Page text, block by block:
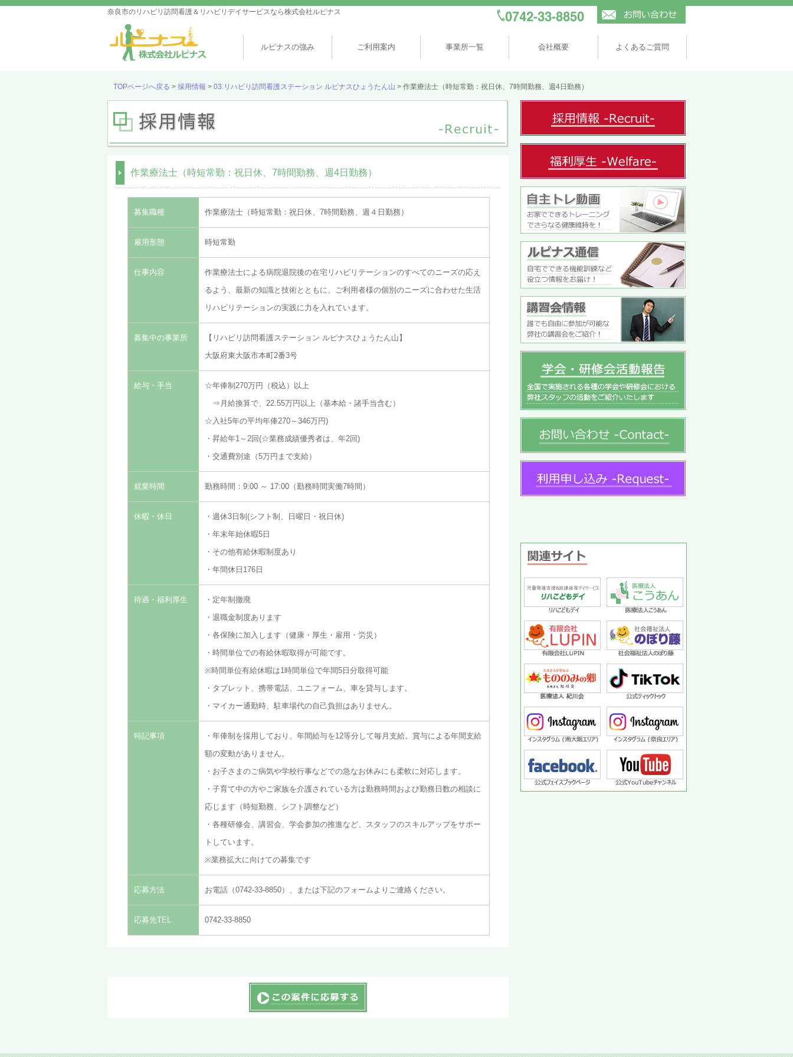
奈良市のリハビリ訪問看護＆リハビリデイサービスなら株式会社ルピナス
ルピナスの強み ご利用案内 事業所一覧 会社概要 よくあるご質問
TOPページへ戻る > 採用情報 > 03.リハビリ訪問看護ステーション ルピナスひょうたん山 > 作業療法士（時短常勤：祝日休、7時間勤務、週4日勤務）
作業療法士（時短常勤：祝日休、7時間勤務、週4日勤務）
募集職種 作業療法士（時短常勤：祝日休、7時間勤務、週４日勤務）
雇用形態 時短常勤
仕事内容
作業療法士による病院退院後の在宅リハビリテーションのすべてのニーズの応え
るよう、最新の知識と技術とともに、ご利用者様の個別のニーズに合わせた生活
リハビリテーションの実践に力を入れています。
募集中の事業所
【リハビリ訪問看護ステーション ルピナスひょうたん山】
大阪府東大阪市本町2番3号
給与・手当
☆年俸制270万円（税込）以上
⇒月給換算で、22.55万円以上（基本給・諸手当含む）
☆入社5年の平均年俸270～346万円)
・昇給年1～2回(☆業務成績優秀者は、年2回)
・交通費別途（5万円まで支給）
就業時間 勤務時間：9:00 ～ 17:00（勤務時間実働7時間）
休暇・休日
・週休3日制(シフト制、日曜日・祝日休)
・年末年始休暇5日
・その他有給休暇制度あり
・年間休日176日
待遇・福利厚生
・定年制撤廃
・退職金制度あります
・各保険に加入します（健康・厚生・雇用・労災）
・時間単位での有給休暇取得が可能です。
※時間単位有給休暇は1時間単位で年間5日分取得可能
・タブレット、携帯電話、ユニフォーム、車を貸与します。
・マイカー通勤時、駐車場代の自己負担はありません。
特記事項
・年俸制を採用しており、年間給与を12等分して毎月支給。賞与による年間支給
額の変動がありません。
・お子さまのご病気や学校行事などでの急なお休みにも柔軟に対応します。
・子育て中の方やご家族を介護されている方は勤務時間および勤務日数の相談に
応じます（時短勤務、シフト調整など）
・各種研修会、講習会、学会参加の推進など、スタッフのスキルアップをサポー
トしています。
※業務拡大に向けての募集です
応募方法 お電話（0742-33-8850）、または下記のフォームよりご連絡ください。
応募先TEL 0742-33-8850